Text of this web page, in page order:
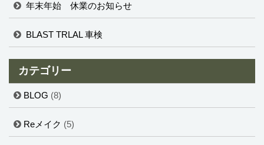
年末年始 休業のお知らせ
BLAST TRLAL 車検
カテゴリー
BLOG (8)
Reメイク (5)